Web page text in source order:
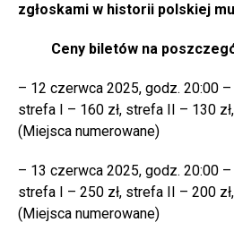
zgłoskami w historii polskiej
Ceny biletów na
– 12 czerwca 2025, godz. 20:00
strefa I – 160 zł, strefa II – 130
(Miejsca numerowane)
– 13 czerwca 2025, godz. 20:00
strefa I – 250 zł, strefa II – 200
(Miejsca numerowane)